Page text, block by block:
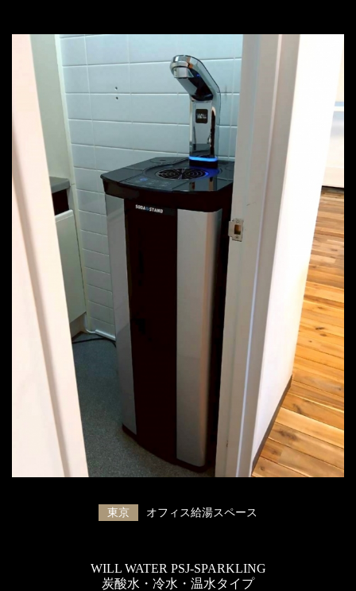
東京 オフィス給湯スペース
WILL WATER PSJ-SPARKLING
炭酸水・冷水・温水タイプ